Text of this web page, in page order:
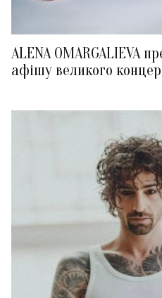
ALENA OMARGALIEVA
афішу великого